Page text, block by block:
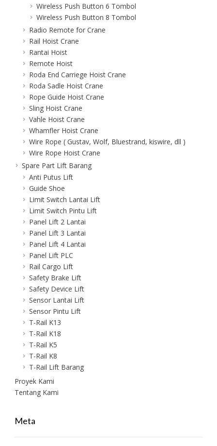
Wireless Push Button 6 Tombol
Wireless Push Button 8 Tombol
Radio Remote for Crane
Rail Hoist Crane
Rantai Hoist
Remote Hoist
Roda End Carriege Hoist Crane
Roda Sadle Hoist Crane
Rope Guide Hoist Crane
Sling Hoist Crane
Vahle Hoist Crane
Whamfler Hoist Crane
Wire Rope ( Gustav, Wolf, Bluestrand, kiswire, dll )
Wire Rope Hoist Crane
Spare Part Lift Barang
Anti Putus Lift
Guide Shoe
Limit Switch Lantai Lift
Limit Switch Pintu Lift
Panel Lift 2 Lantai
Panel Lift 3 Lantai
Panel Lift 4 Lantai
Panel Lift PLC
Rail Cargo Lift
Safety Brake Lift
Safety Device Lift
Sensor Lantai Lift
Sensor Pintu Lift
T-Rail K13
T-Rail K18
T-Rail K5
T-Rail K8
T-Rail Lift Barang
Proyek Kami
Tentang Kami
Meta